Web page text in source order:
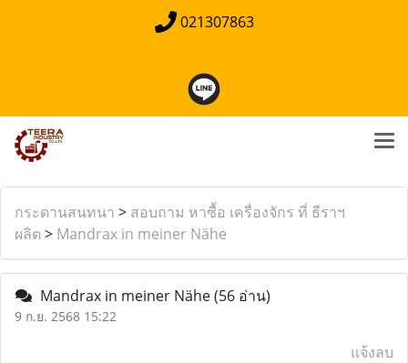
021307863
กระดานสนทนา > สอบถาม หาซื้อ เครื่องจักร ที่ ธีราฯ
ผลิต > Mandrax in meiner Nähe
Mandrax in meiner Nähe(56 อ่าน)
9 ก.ย. 2568 15:22
แจ้งลบ